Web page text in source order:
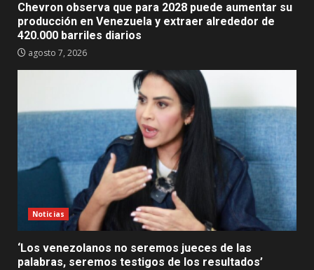
Chevron observa que para 2028 puede aumentar su
producción en Venezuela y extraer alrededor de
420.000 barriles diarios
agosto 7, 2026
Noticias
‘Los venezolanos no seremos jueces de las
palabras, seremos testigos de los resultados’